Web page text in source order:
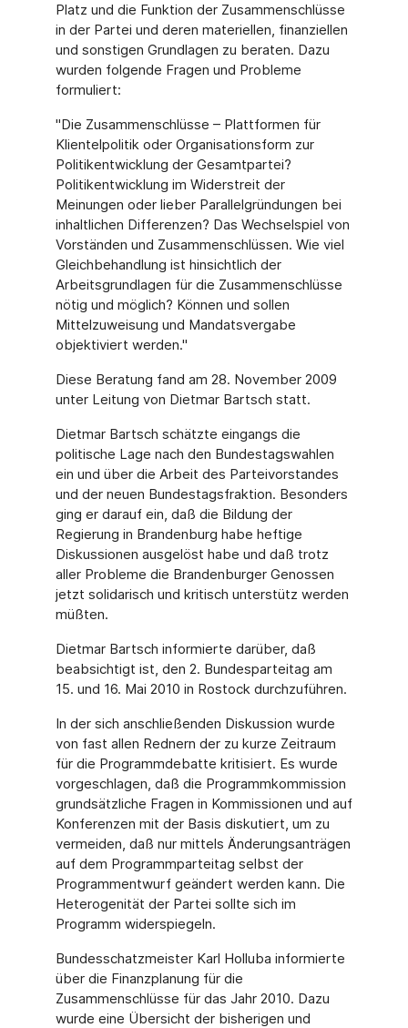
Platz und die Funktion der Zusammenschlüsse
in der Partei und deren materiellen, finanziellen
und sonstigen Grundlagen zu beraten. Dazu
wurden folgende Fragen und Probleme
formuliert:
"Die Zusammenschlüsse – Plattformen für
Klientelpolitik oder Organisationsform zur
Politikentwicklung der Gesamtpartei?
Politikentwicklung im Widerstreit der
Meinungen oder lieber Parallelgründungen bei
inhaltlichen Differenzen? Das Wechselspiel von
Vorständen und Zusammenschlüssen. Wie viel
Gleichbehandlung ist hinsichtlich der
Arbeitsgrundlagen für die Zusammenschlüsse
nötig und möglich? Können und sollen
Mittelzuweisung und Mandatsvergabe
objektiviert werden."
Diese Beratung fand am 28. November 2009
unter Leitung von Dietmar Bartsch statt.
Dietmar Bartsch schätzte eingangs die
politische Lage nach den Bundestagswahlen
ein und über die Arbeit des Parteivorstandes
und der neuen Bundestagsfraktion. Besonders
ging er darauf ein, daß die Bildung der
Regierung in Brandenburg habe heftige
Diskussionen ausgelöst habe und daß trotz
aller Probleme die Brandenburger Genossen
jetzt solidarisch und kritisch unterstütz werden
müßten.
Dietmar Bartsch informierte darüber, daß
beabsichtigt ist, den 2. Bundesparteitag am
15. und 16. Mai 2010 in Rostock durchzuführen.
In der sich anschließenden Diskussion wurde
von fast allen Rednern der zu kurze Zeitraum
für die Programmdebatte kritisiert. Es wurde
vorgeschlagen, daß die Programmkommission
grundsätzliche Fragen in Kommissionen und auf
Konferenzen mit der Basis diskutiert, um zu
vermeiden, daß nur mittels Änderungsanträgen
auf dem Programmparteitag selbst der
Programmentwurf geändert werden kann. Die
Heterogenität der Partei sollte sich im
Programm widerspiegeln.
Bundesschatzmeister Karl Holluba informierte
über die Finanzplanung für die
Zusammenschlüsse für das Jahr 2010. Dazu
wurde eine Übersicht der bisherigen und